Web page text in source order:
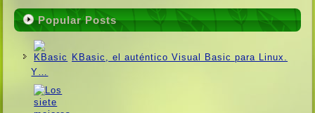
Popular Posts
KBasic, el auténtico Visual Basic para Linux.
Y…